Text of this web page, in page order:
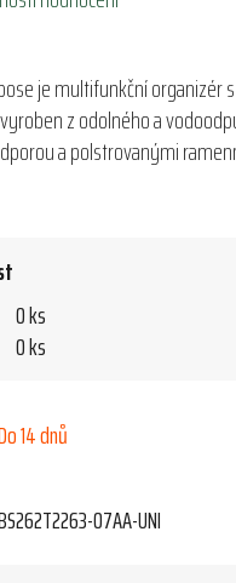
je multifunkční organizér
z odolného a
a polstrovanými
0 ks
0 ks
14 dnů
07AA-UNI